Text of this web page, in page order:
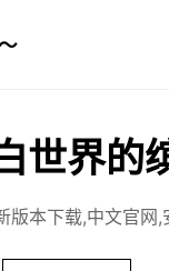
世界的
版本下载,中文官网,